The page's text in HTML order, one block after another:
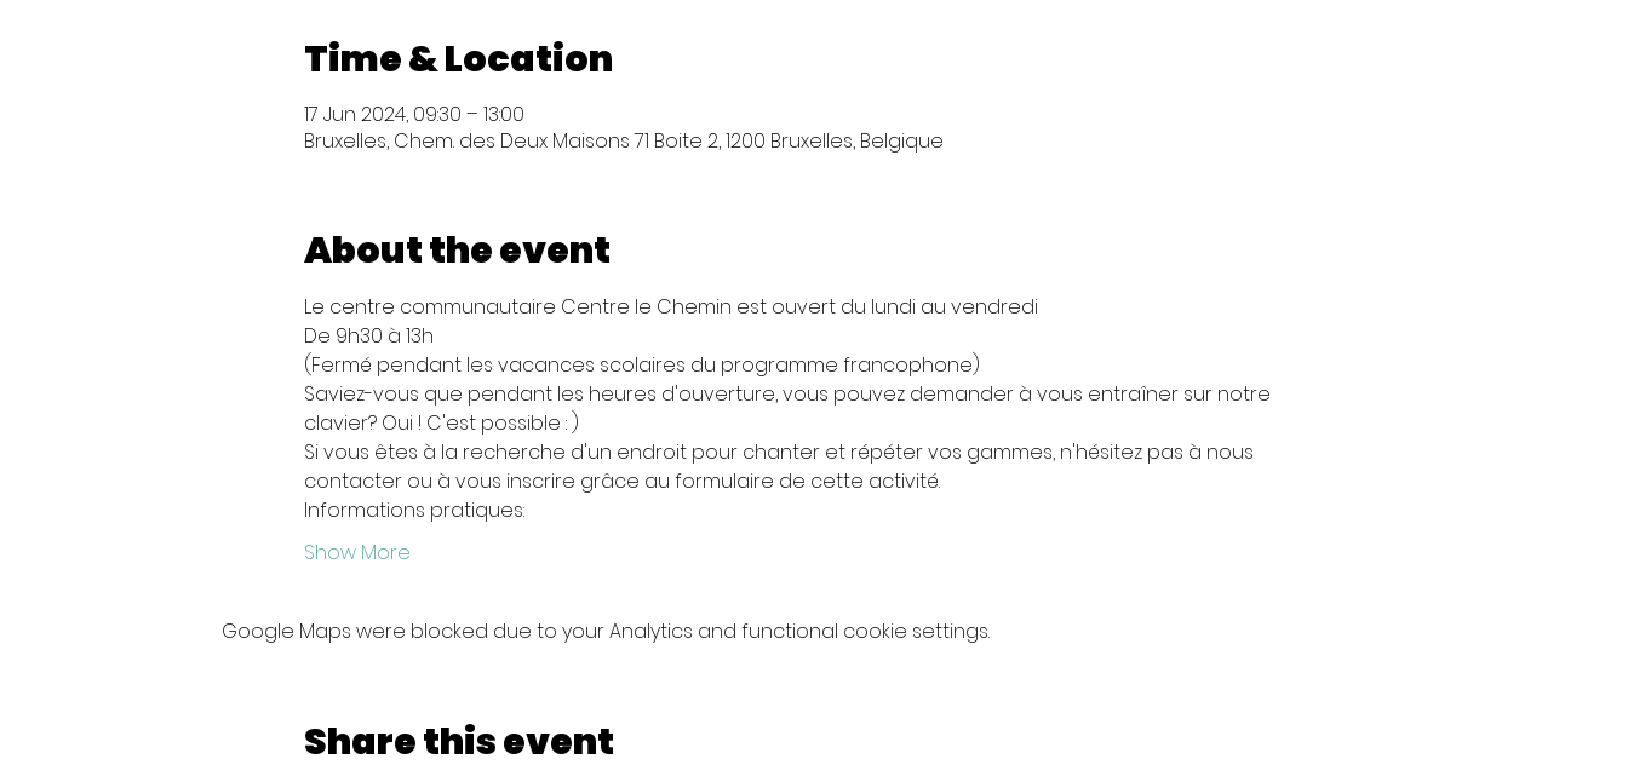
Time & Location
17 Jun 2024, 09:30 – 13:00
Bruxelles, Chem. des Deux Maisons 71 Boite 2, 1200 Bruxelles, Belgique
About the event
Le centre communautaire Centre le Chemin est ouvert du lundi au vendredi
De 9h30 à 13h
(Fermé pendant les vacances scolaires du programme francophone)
Saviez-vous que pendant les heures d'ouverture, vous pouvez demander à vous entraîner sur notre
clavier? Oui ! C'est possible : )
Si vous êtes à la recherche d'un endroit pour chanter et répéter vos gammes, n'hésitez pas à nous
contacter ou à vous inscrire grâce au formulaire de cette activité.
Informations pratiques:
Show More
Google Maps were blocked due to your Analytics and functional cookie settings.
Share this event